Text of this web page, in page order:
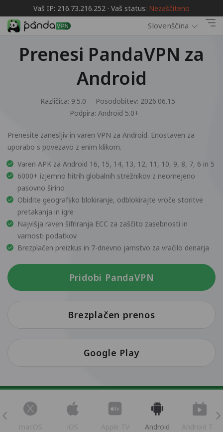
Vaš IP: 216.73.216.252 · Vaš status: Nezaščiteno
Slovenščina
Prenesi PandaVPN za
Android
Različica: 9.5.0
Posodobitev: 2026.06.15
Podpira: Android 5.0+
Prenesite zanesljiv in varen VPN za Android. Enostaven za
uporabo s povezavo z enim klikom.
Varen APK za Android 16, 15, 14, 13, 12, 11, 10, 9, 8, 7, 6 in 5
6000+ izjemno hitrih globalnih strežnikov z neomejeno
pasovno širino
Obidite geografsko blokiranje, odblokirajte vroče storitve
pretakanja in igre
Najvišja raven šifriranja ECC za zaščito zasebnosti in
varnosti podatkov
Brezplačen preizkus in 7-dnevno jamstvo za vračilo denarja
Pridobi PandaVPN
Brezplačen prenos
Google Play
macOS iOS Apple TV Android Android TV